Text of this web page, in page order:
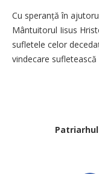
Cu speranță în
Mântuitorul Iisus
sufletele celor
vindecare sufletească